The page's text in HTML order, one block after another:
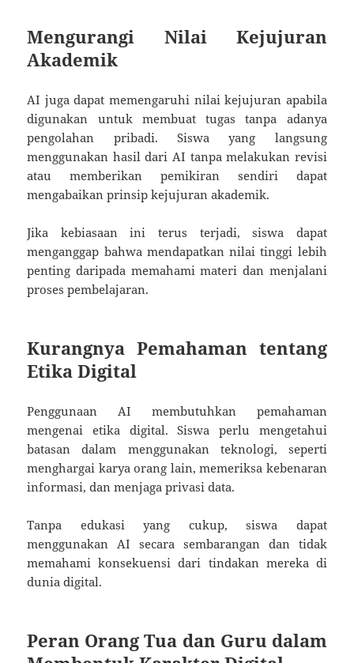
Mengurangi Nilai Kejujuran
Akademik
AI juga dapat memengaruhi nilai kejujuran apabila
digunakan untuk membuat tugas tanpa adanya
pengolahan pribadi. Siswa yang langsung
menggunakan hasil dari AI tanpa melakukan revisi
atau memberikan pemikiran sendiri dapat
mengabaikan prinsip kejujuran akademik.
Jika kebiasaan ini terus terjadi, siswa dapat
menganggap bahwa mendapatkan nilai tinggi lebih
penting daripada memahami materi dan menjalani
proses pembelajaran.
Kurangnya Pemahaman tentang
Etika Digital
Penggunaan AI membutuhkan pemahaman
mengenai etika digital. Siswa perlu mengetahui
batasan dalam menggunakan teknologi, seperti
menghargai karya orang lain, memeriksa kebenaran
informasi, dan menjaga privasi data.
Tanpa edukasi yang cukup, siswa dapat
menggunakan AI secara sembarangan dan tidak
memahami konsekuensi dari tindakan mereka di
dunia digital.
Peran Orang Tua dan Guru dalam